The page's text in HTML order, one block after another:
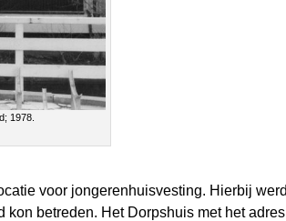
1978.
voor jongerenhuisvesting. Hierbij
betreden. Het Dorpshuis met het